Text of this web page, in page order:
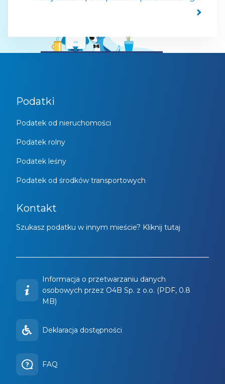
Podatki
Podatek od nieruchomości
Podatek rolny
Podatek leśny
Podatek od środków transportowych
Kontakt
Szukasz podatku w innym mieście? Kliknij tutaj
Informacja o przetwarzaniu danych
osobowych przez O4B Sp. z o.o. (PDF, 0.8
MB)
Deklaracja dostępności
FAQ